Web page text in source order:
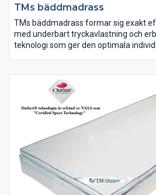
TMs bäddmadrass
TMs bäddmadrass formar sig exakt
med underbart tryckavlastning och
teknologi som ger den optimala